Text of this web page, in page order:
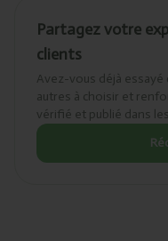
Partagez votre
clients
Avez-vous déjà essayé
autres à choisir et
vérifié et publié dans